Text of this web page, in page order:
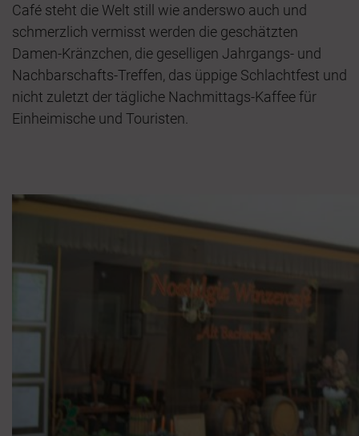
Café steht die Welt still wie anderswo auch und
schmerzlich vermisst werden die geschätzten
Damen-Kränzchen, die geselligen Jahrgangs- und
Nachbarschafts-Treffen, das üppige Schlachtfest und
nicht zuletzt der tägliche Nachmittags-Kaffee für
Einheimische und Touristen.